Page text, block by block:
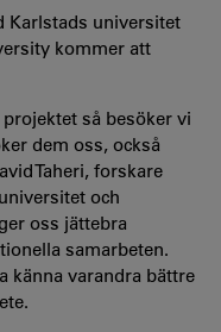
Karlstads universitet
kommer att
så besöker vi
dem oss, också
Taheri, forskare
och
oss jättebra
samarbeten.
känna varandra bättre